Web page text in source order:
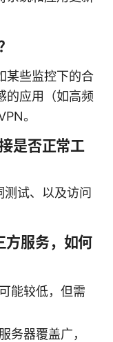
某些监控下的合
的应用（如高频
。
是否正常工
测试、以及访问
方服务，如何
能较低，但需
务器覆盖广，